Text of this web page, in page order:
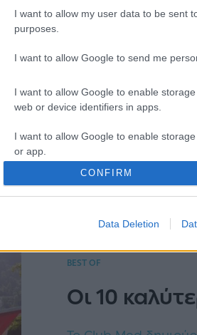
I want to allow my user data to be sent
purposes.
I want to allow Google to send me
I want to allow Google to enable
web or device identifiers in apps.
I want to allow Google to enable
or app.
authentication functionality and fraud
CONFIRM
Data Deletion
BEST OF
Conde Nast
το 2022
Δείτε τις πόλεις
Conde Nast Traveller
BEST OF
Οι 10